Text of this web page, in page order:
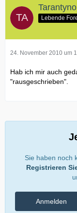
Tarantyno
Lebende
24. November 2010 um
Hab ich mir auch
"rausgeschrieben".
Sie haben noch
Registrieren
Anmelden